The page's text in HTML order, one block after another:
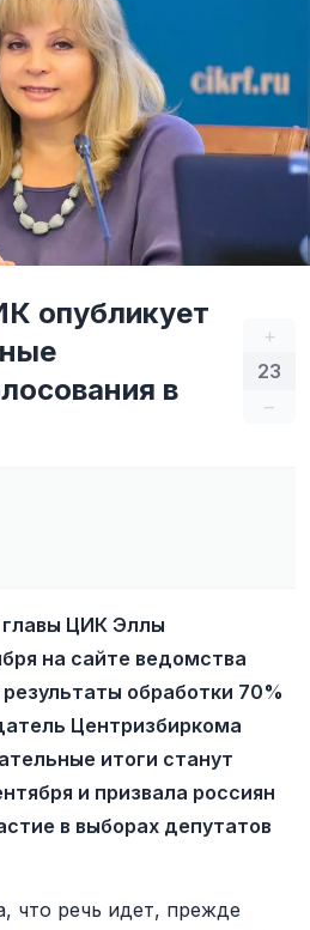
+
23
–
опубликует
в
ЦИК Эллы
на сайте ведомства
обработки 70%
Центризбиркома
итоги станут
и призвала россиян
в выборах депутатов
что речь идет, прежде